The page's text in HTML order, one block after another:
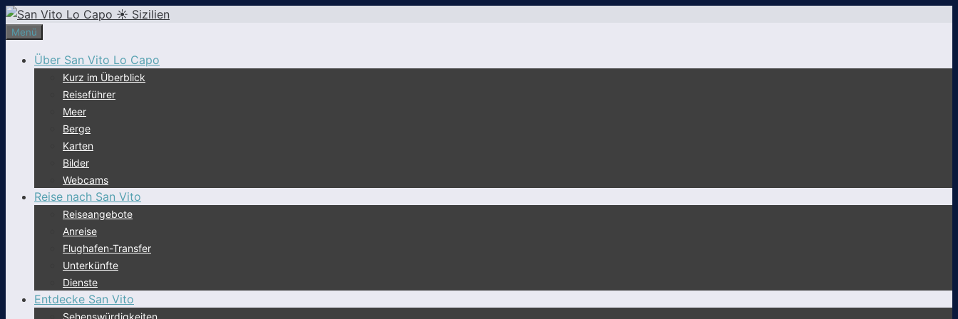
Zum
Inhalt
Menü
Über San Vito Lo Capo
Kurz im Überblick
Reiseführer
Meer
Berge
Karten
Bilder
Webcams
Reise nach San Vito
Reiseangebote
Anreise
Flughafen-Transfer
Unterkünfte
Dienste
Entdecke San Vito
Sehenswürdigkeiten